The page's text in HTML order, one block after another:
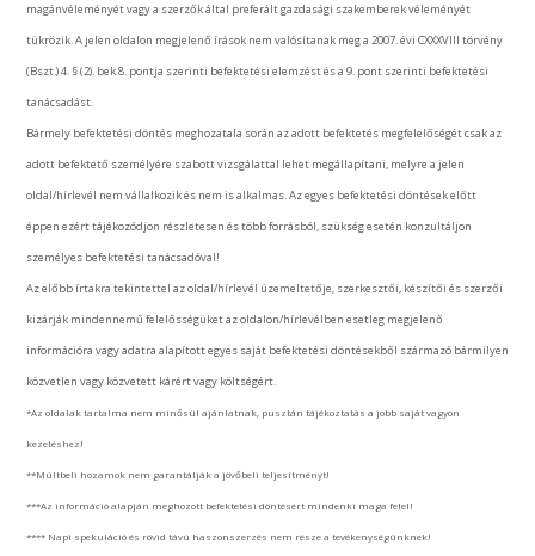
magánvéleményét vagy a szerzők által preferált gazdasági szakemberek véleményét
tükrözik. A jelen oldalon megjelenő írások nem valósítanak meg a 2007. évi CXXXVIII törvény
(Bszt.) 4. § (2). bek 8. pontja szerinti befektetési elemzést és a 9. pont szerinti befektetési
tanácsadást.
Bármely befektetési döntés meghozatala során az adott befektetés megfelelőségét csak az
adott befektető személyére szabott vizsgálattal lehet megállapítani, melyre a jelen
oldal/hírlevél nem vállalkozik és nem is alkalmas. Az egyes befektetési döntések előtt
éppen ezért tájékozódjon részletesen és több forrásból, szükség esetén konzultáljon
személyes befektetési tanácsadóval!
Az előbb írtakra tekintettel az oldal/hírlevél üzemeltetője, szerkesztői, készítői és szerzői
kizárják mindennemű felelősségüket az oldalon/hírlevélben esetleg megjelenő
információra vagy adatra alapított egyes saját befektetési döntésekből származó bármilyen
közvetlen vagy közvetett kárért vagy költségért.
*Az oldalak tartalma nem minősül ajánlatnak, pusztán tájékoztatás a jobb saját vagyon
kezeléshez!
**Múltbeli hozamok nem garantálják a jövőbeli teljesítményt!
***Az információ alapján meghozott befektetési döntésért mindenki maga felel!
**** Napi spekuláció és rövid távú haszonszerzés nem része a tevékenységünknek!